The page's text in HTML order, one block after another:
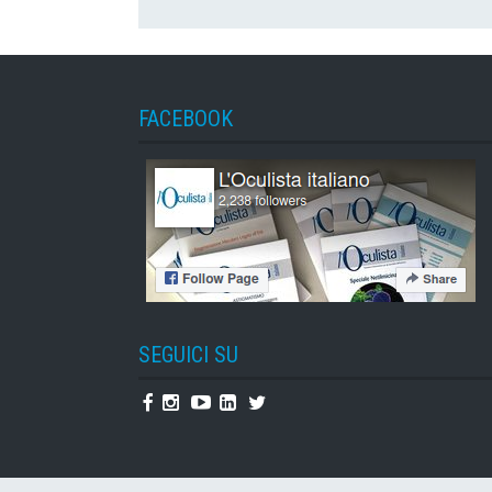
FACEBOOK
SEGUICI SU
Facebook
Instagram
YoutubeLinkedin
Twitter